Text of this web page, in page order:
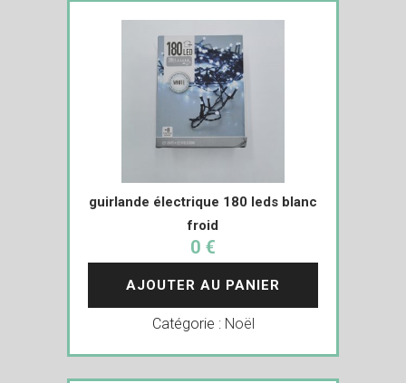
guirlande électrique 180 leds blanc
froid
0 €
AJOUTER AU PANIER
Catégorie : Noël